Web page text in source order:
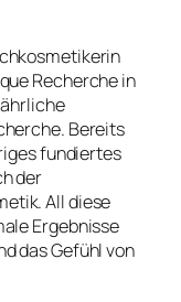
Recherche in
Bereits
fundiertes
der
All diese
Ergebnisse
das Gefühl von